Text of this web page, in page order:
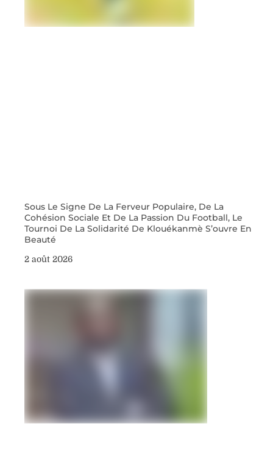
Sous Le Signe De La Ferveur Populaire, De La
Cohésion Sociale Et De La Passion Du Football, Le
Tournoi De La Solidarité De Klouékanmè S’ouvre En
Beauté
2 août 2026